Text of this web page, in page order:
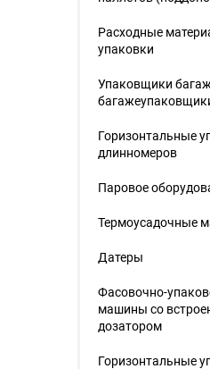
Расходные
упаковки
Упаковщики
Горизонтальные
длинномеров
Паровое
Термоусадочные
Датеры
Фасовочно-
машины со
дозатором
Горизонтальные